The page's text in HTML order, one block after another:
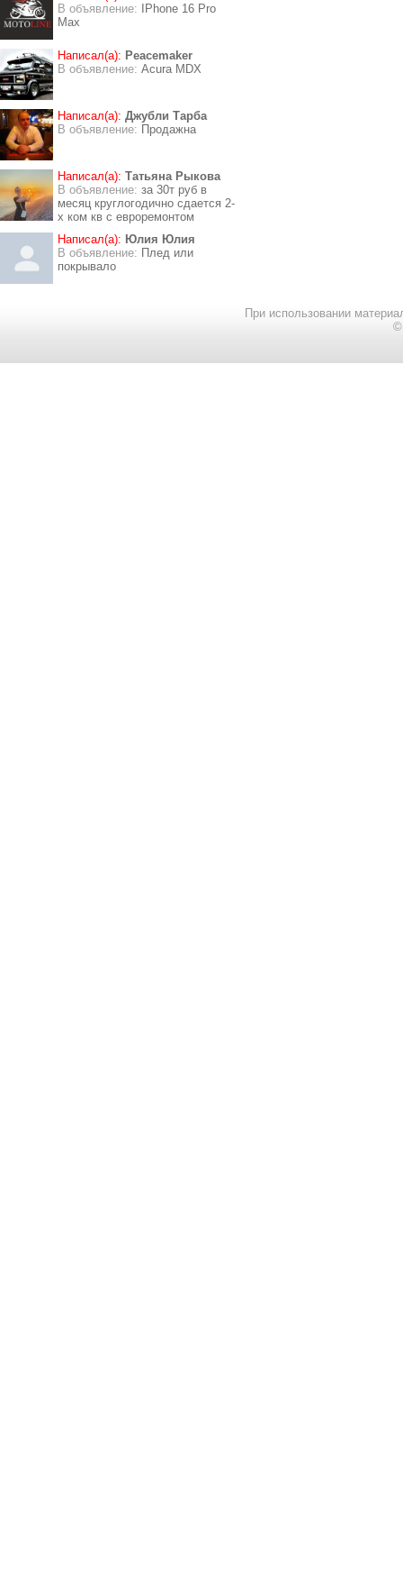
В объявление:
IPhone 16 Pro
Max
Написал(а): Peacemaker
В объявление: Acura MDX
Написал(а): Джубли Тарба
В объявление: Продажна
Написал(а): Татьяна Рыкова
В объявление: за 30т руб в
месяц круглогодично сдается 2-
х ком кв с евроремонтом
Написал(а): Юлия Юлия
В объявление: Плед или
покрывало
При использовании